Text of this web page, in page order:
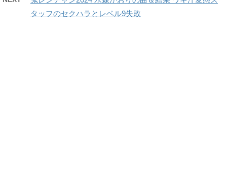
タッフのセクハラとレベル9失敗